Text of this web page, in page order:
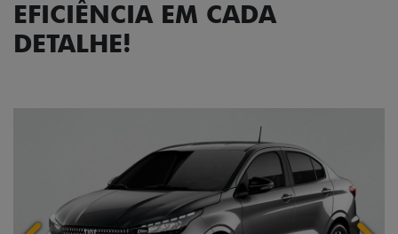
EFICIÊNCIA EM CADA
DETALHE!